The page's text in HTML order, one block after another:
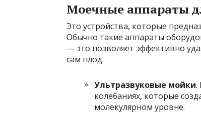
Моечные аппараты
Это устройства, которые
Обычно такие аппараты
— это позволяет эффективно
сам плод.
Ультразвуковые мойки.
колебаниях, которые
молекулярном уровне.